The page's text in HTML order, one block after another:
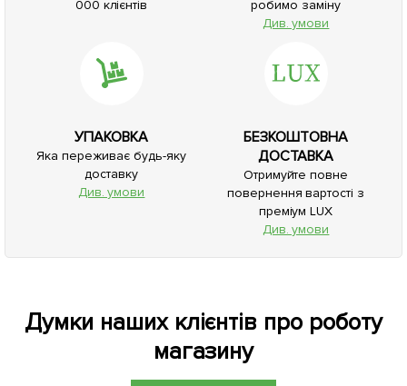
000 клієнтів
робимо заміну
Див. умови
УПАКОВКА
Яка переживає будь-яку
доставку
Див. умови
БЕЗКОШТОВНА
ДОСТАВКА
Отримуйте повне
повернення вартості з
преміум LUX
Див. умови
Думки наших клієнтів про роботу
магазину